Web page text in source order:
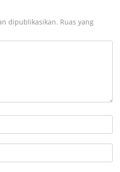
dipublikasikan. Ruas yang